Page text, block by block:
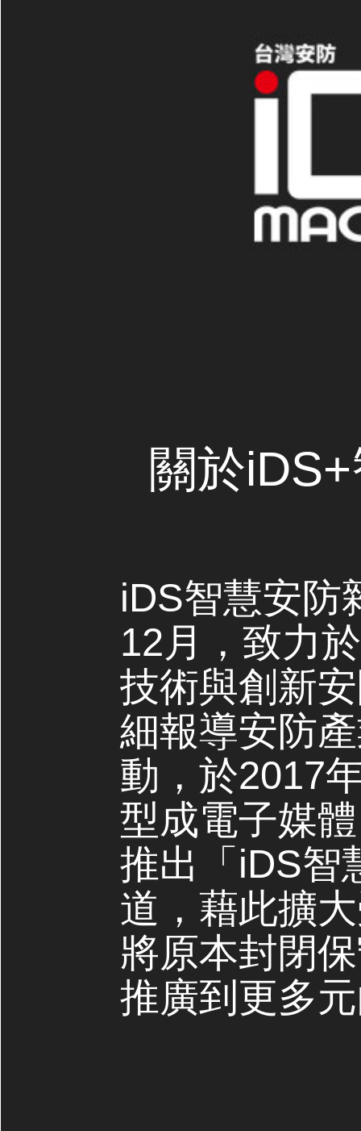
關於
iDS智慧安防
12月，致力
技術與創新
細報導安防
動，於2017
型成電子媒
推出「iDS智
道，藉此擴
將原本封閉
推廣到更多